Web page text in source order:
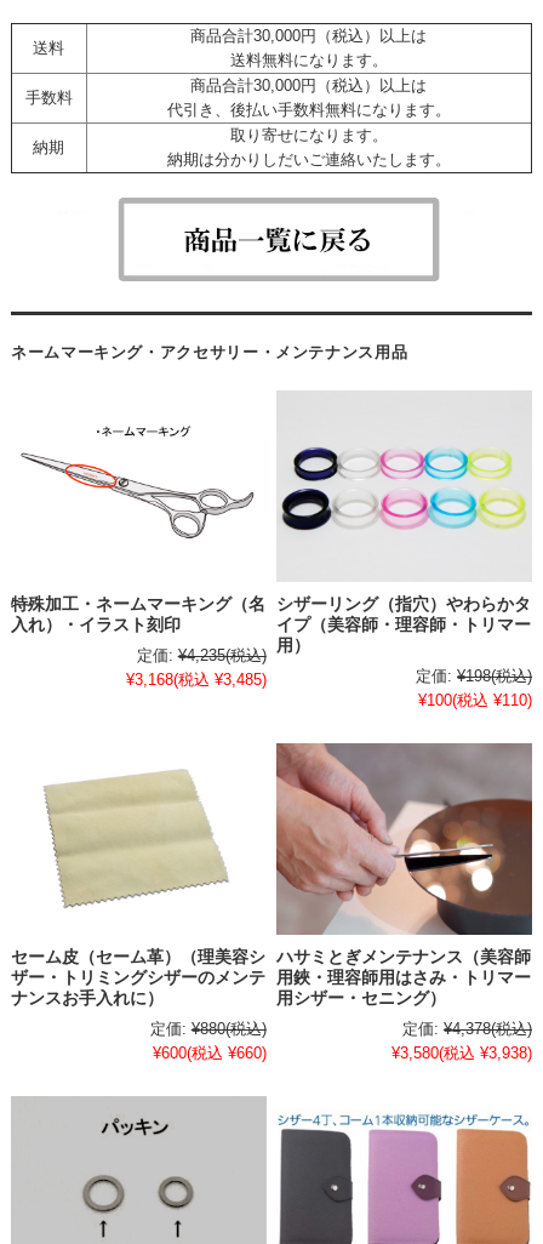
送料
商品合計30,000円（税込）以上は
送料無料になります。
手数料
商品合計30,000円（税込）以上は
代引き、後払い手数料無料になります。
納期
取り寄せになります。
納期は分かりしだいご連絡いたします。
ネームマーキング・アクセサリー・メンテナンス用品
特殊加工・ネームマーキング（名
入れ）・イラスト刻印
定価: ¥4,235(税込)
¥3,168(税込 ¥3,485)
シザーリング（指穴）やわらかタ
イプ（美容師・理容師・トリマー
用）
定価: ¥198(税込)
¥100(税込 ¥110)
セーム皮（セーム革）（理美容シ
ザー・トリミングシザーのメンテ
ナンスお手入れに）
定価: ¥880(税込)
¥600(税込 ¥660)
ハサミとぎメンテナンス（美容師
用鋏・理容師用はさみ・トリマー
用シザー・セニング）
定価: ¥4,378(税込)
¥3,580(税込 ¥3,938)